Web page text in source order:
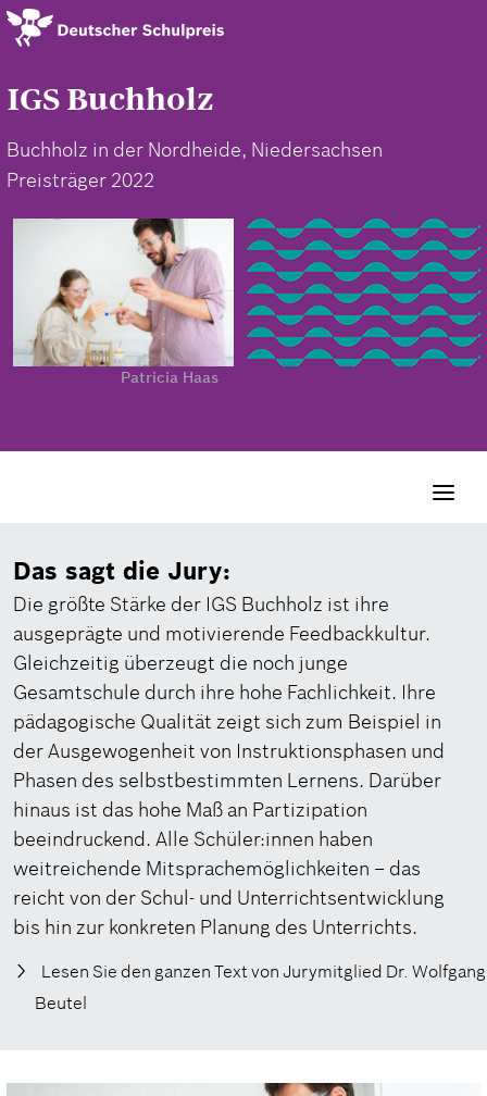
Direkt
zum
IGS Buchholz
Buchholz in der Nordheide, Niedersachsen
Preisträger 2022
Patricia Haas
Das sagt die Jury:
Die größte Stärke der IGS Buchholz ist ihre
ausgeprägte und motivierende Feedbackkultur.
Gleichzeitig überzeugt die noch junge
Gesamtschule durch ihre hohe Fachlichkeit. Ihre
pädagogische Qualität zeigt sich zum Beispiel in
der Ausgewogenheit von Instruktionsphasen und
Phasen des selbstbestimmten Lernens. Darüber
hinaus ist das hohe Maß an Partizipation
beeindruckend. Alle Schüler:innen haben
weitreichende Mitsprachemöglichkeiten – das
reicht von der Schul- und Unterrichtsentwicklung
bis hin zur konkreten Planung des Unterrichts.
Lesen Sie den ganzen Text von Jurymitglied Dr. Wolfgang
Beutel